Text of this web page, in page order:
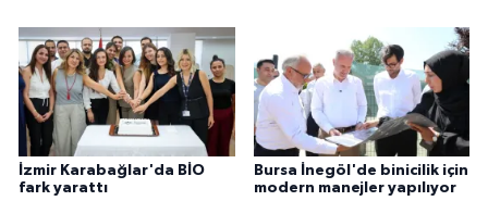
İzmir Karabağlar'da BİO
fark yarattı
Bursa İnegöl'de binicilik için
modern manejler yapılıyor